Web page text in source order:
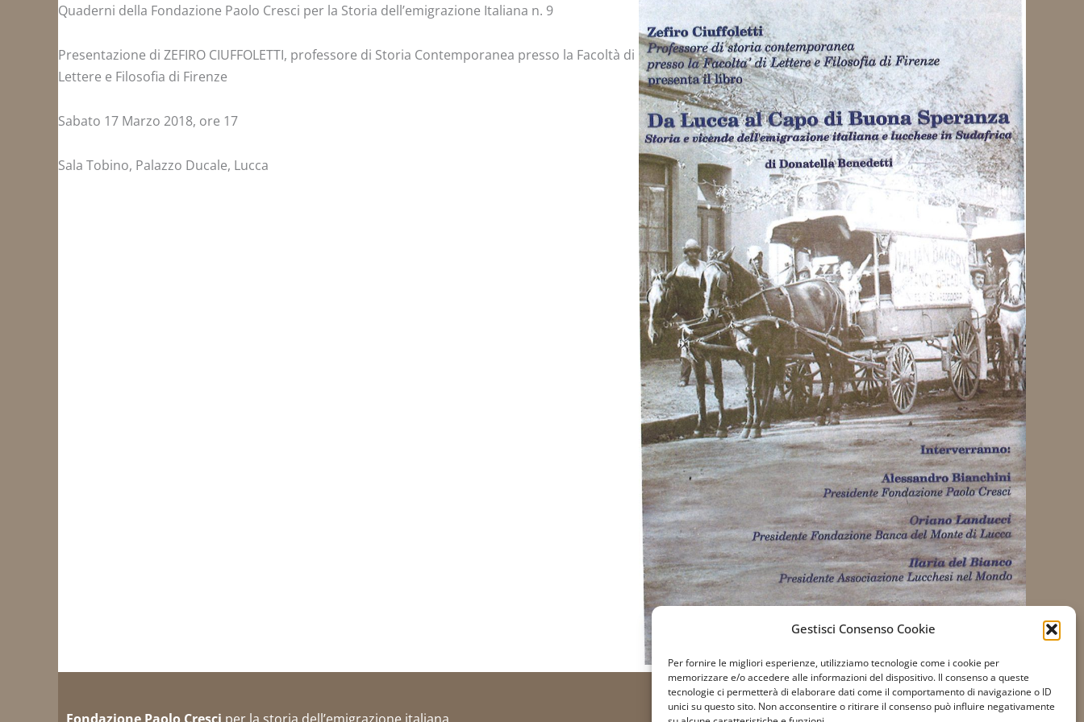
Gestisci Consenso Cookie
Per fornire le migliori esperienze, utilizziamo tecnologie come i cookie per
memorizzare e/o accedere alle informazioni del dispositivo. Il consenso a queste
tecnologie ci permetterà di elaborare dati come il comportamento di navigazione o ID
unici su questo sito. Non acconsentire o ritirare il consenso può influire negativamente
Quaderni della Fondazione Paolo Cresci per la Storia dell’emigrazione Italiana n. 9
Presentazione di ZEFIRO CIUFFOLETTI, professore di Storia Contemporanea presso la Facoltà di
Lettere e Filosofia di Firenze
Sabato 17 Marzo 2018, ore 17
Sala Tobino, Palazzo Ducale, Lucca